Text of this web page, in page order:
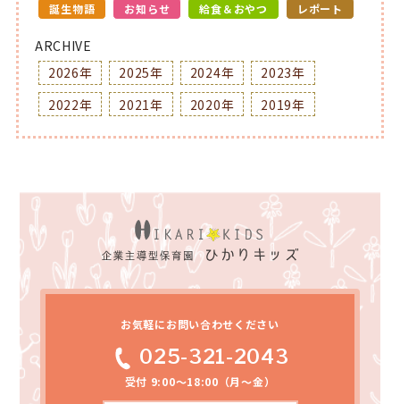
誕生物語
お知らせ 給食＆おやつ レポート
ARCHIVE
2026年
2025年 2024年
2023年
2022年
2021年 2020年 2019年
お気軽にお問い合わせください
025-321-2043
受付 9:00～18:00（月～金）